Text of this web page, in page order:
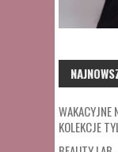
WAKACYJNE
KOLEKCJE